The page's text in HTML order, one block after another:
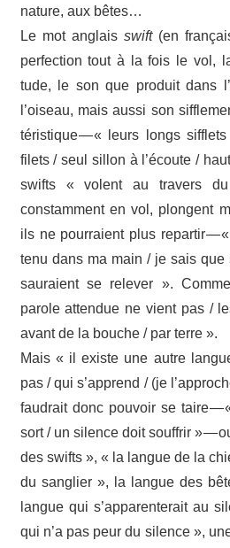
nature, aux bêtes…
Le mot anglais swift(en
perfec­tion tout à la fois le vol,
tude, le son que produit dans
l’oiseau, mais aussi son
té­ris­tique — « leurs longs sifflets
filets / seul sillon à l’écoute /
swifts « volent au travers
constam­ment en vol, plongent
ils ne pour­raient plus repar­tir —
tenu dans ma main / je sais que
sauraient se rele­ver ».
parole atten­due ne vient pas /
avant de la bouche / par terre ».
Mais « il existe une autre
pas / qui s’apprend / (je
faudrait donc pouvoir se taire —
sort / un silence doit souf­frir » —
des swifts », « la langue de la
du sanglier », la langue des
langue qui s’apparenterait au
qui n’a pas peur du silence »,